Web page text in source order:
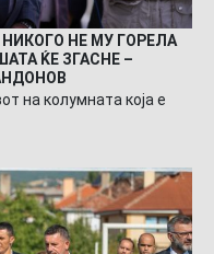
НЕ МУ ГОРЕЛА
ЌЕ ЗГАСНЕ –
на колумната која е